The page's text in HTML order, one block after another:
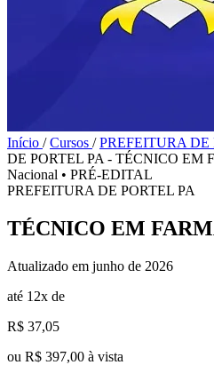
Início / Cursos / PREFEITURA DE
DE PORTEL PA - TÉCNICO EM
Nacional • PRÉ-EDITAL
PREFEITURA DE PORTEL PA
TÉCNICO EM
Atualizado em junho de 2026
até 12x de
R$ 37,05
ou R$ 397,00 à vista